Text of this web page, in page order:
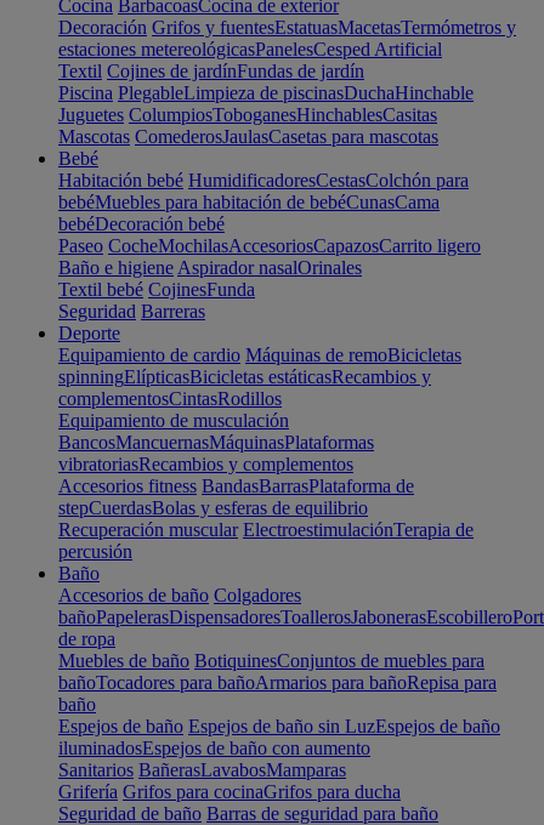
Cocina BarbacoasCocina de exterior
Decoración Grifos y fuentesEstatuasMacetasTermómetros y
estaciones metereológicasPanelesCesped Artificial
Textil Cojines de jardínFundas de jardín
Piscina PlegableLimpieza de piscinasDuchaHinchable
Juguetes ColumpiosToboganesHinchablesCasitas
Mascotas ComederosJaulasCasetas para mascotas
Bebé
Habitación bebé HumidificadoresCestasColchón para
bebéMuebles para habitación de bebéCunasCama
bebéDecoración bebé
Paseo CocheMochilasAccesoriosCapazosCarrito ligero
Baño e higiene Aspirador nasalOrinales
Textil bebé CojinesFunda
Seguridad Barreras
Deporte
Equipamiento de cardio Máquinas de remoBicicletas
spinningElípticasBicicletas estáticasRecambios y
complementosCintasRodillos
Equipamiento de musculación
BancosMancuernasMáquinasPlataformas
vibratoriasRecambios y complementos
Accesorios fitness BandasBarrasPlataforma de
stepCuerdasBolas y esferas de equilibrio
Recuperación muscular ElectroestimulaciónTerapia de
percusión
Baño
Accesorios de baño Colgadores
bañoPapelerasDispensadoresToallerosJabonerasEscobillero
de ropa
Muebles de baño BotiquinesConjuntos de muebles para
bañoTocadores para bañoArmarios para bañoRepisa para
baño
Espejos de baño Espejos de baño sin LuzEspejos de baño
iluminadosEspejos de baño con aumento
Sanitarios BañerasLavabosMamparas
Grifería Grifos para cocinaGrifos para ducha
Seguridad de baño Barras de seguridad para baño